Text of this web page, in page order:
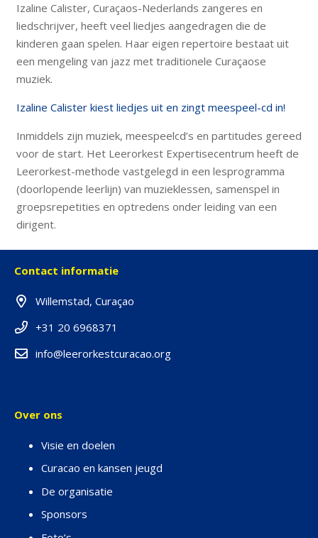
Izaline Calister, Curaçaos-Nederlands zangeres en
liedschrijver, heeft veel liedjes aangedragen die de
kinderen gaan spelen. Haar eigen repertoire bestaat uit
een mengeling van jazz met traditionele Curaçaose
muziek.
Izaline Calister kiest liedjes uit en zingt meespeel-cd in!
Inmiddels zijn muziek, meespeelcd’s en partitudes gereed
voor de start. Het Leerorkest Expertisecentrum heeft de
Leerorkest-methode vastgelegd in een lesprogramma
(doorlopende leerlijn) van muzieklessen, samenspel in
groepsrepetities en optredens onder leiding van een
dirigent.
Contact informatie
Willemstad, Curaçao
+31 20 6968371
info@leerorkestcuracao.org
Over ons
Visie en doelen
Curacao en kansen jeugd
De organisatie
Sponsors